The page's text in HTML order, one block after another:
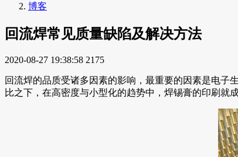
博客
回流焊常见质量缺陷及解决方法
2020-08-27 19:38:58 2175
回流焊的品质受诸多因素的影响，最重要的因素是电子
比之下，在高密度与小型化的趋势中，焊锡膏的印刷就